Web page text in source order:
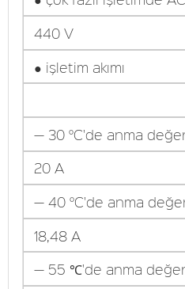
440 V
● işletim akımı
— 30 °C'de anma
20 A
— 40 °C'de anma
18,48 A
— 55 ℃'de anma